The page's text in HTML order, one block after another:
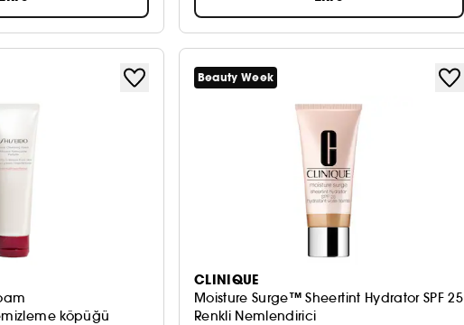
köpüğü
Beauty Week
CLINIQUE
Moisture Surge™ Sheertint Hydrator SPF 25
Renkli Nemlendirici